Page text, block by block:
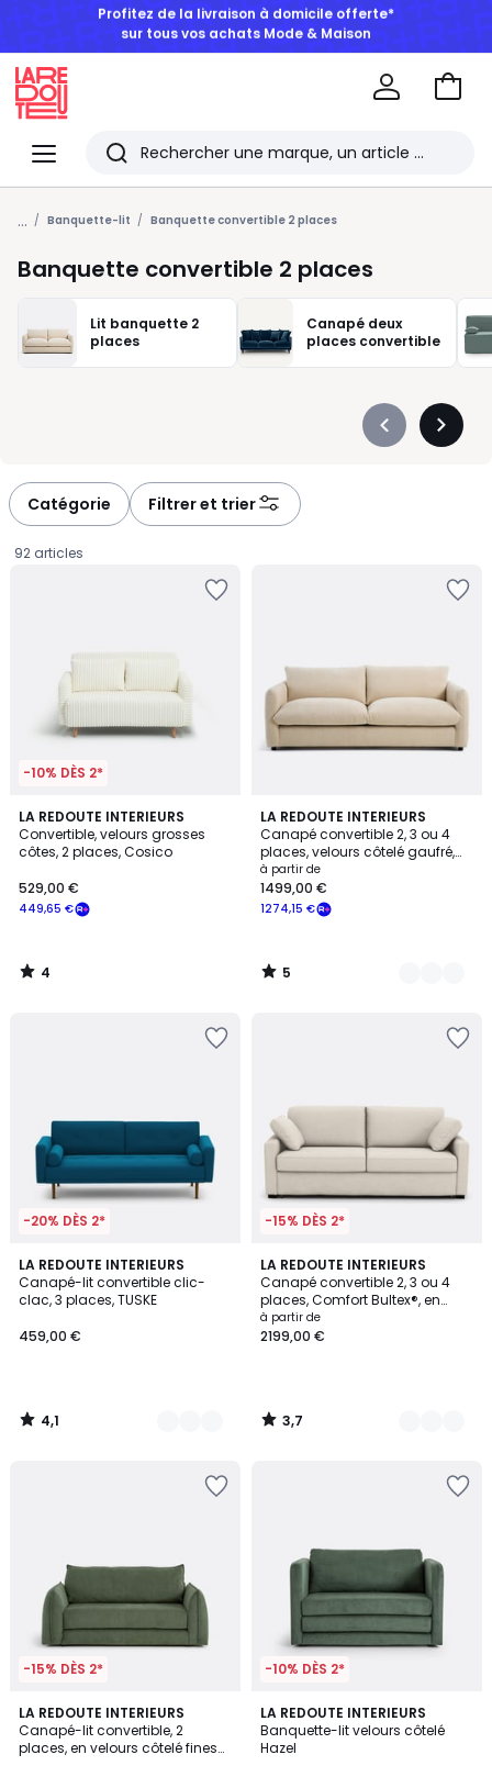
BONS PLANS | Jusqu'à -50% dès 2 articles*
Menu
Redoute
Rechercher
Les
derniers
articles
consultés
Aller
... Banquette-lit Banquette convertible 2 places
Banquette convertible 2 places
Lit banquette 2
places
Canapé deux
places convertible
Précédent
Catégorie Filtrer et trier
92 articles
-10% DÈS 2*
LA REDOUTE INTERIEURS
Convertible, velours grosses
côtes, 2 places, Cosico
€
souscrivez
notre
programme
449,65 €
529,00 €
4
/
5
4
/
LA REDOUTE INTERIEURS
Canapé convertible 2, 3 ou 4
places, velours côtelé gaufré,
YDE
à partir de
1274,15 €
1499,00 €
5
/
5
8
Couleurs
5
/
-20% DÈS 2*
LA REDOUTE INTERIEURS
Canapé-lit convertible clic-
clac, 3 places, TUSKE
459,00 €
4,1
/ 5
3
Couleurs
4,1
/
-15% DÈS 2*
LA REDOUTE INTERIEURS
Canapé convertible 2, 3 ou 4
places, Comfort Bultex®, en
polyester, TIMOR
à partir de
2199,00 €
3,7
/ 5
3
Couleurs
3,7
/
-15% DÈS 2*
LA REDOUTE INTERIEURS
Canapé-lit convertible, 2
places, en velours côtelé fines
6
Couleurs
-10% DÈS 2*
LA REDOUTE INTERIEURS
Banquette-lit velours côtelé
Hazel
4,5
/ 5
2
Couleurs